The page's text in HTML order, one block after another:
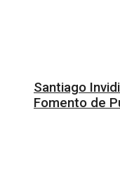
Santiago
Fomento de